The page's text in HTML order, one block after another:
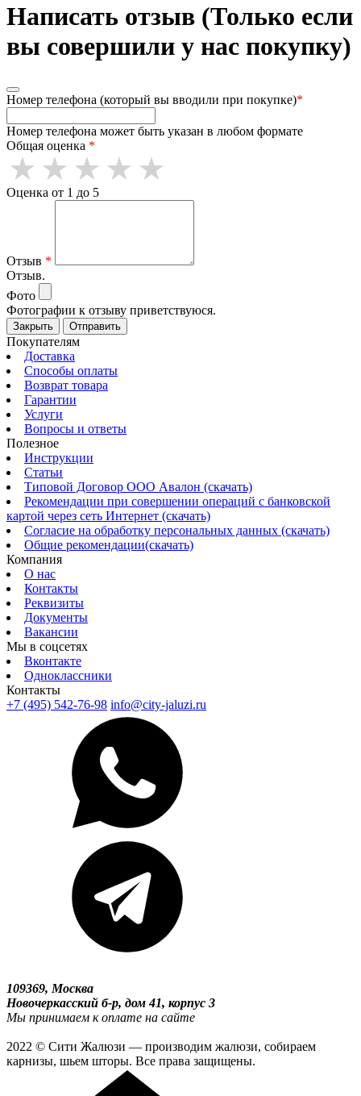
Написать отзыв (Только если
вы совершили у нас покупку)
Номер телефона (который вы вводили при покупке)*
Номер телефона может быть указан в любом формате
Общая оценка *
Оценка от 1 до 5
Отзыв *
Отзыв.
Фото
Фотографии к отзыву приветствуюся.
Закрыть Отправить
Покупателям
Доставка
Способы оплаты
Возврат товара
Гарантии
Услуги
Вопросы и ответы
Полезное
Инструкции
Статьи
Типовой Договор ООО Авалон (скачать)
Рекомендации при совершении операций с банковской
картой через сеть Интернет (скачать)
Согласие на обработку персональных данных (скачать)
Общие рекомендации(скачать)
Компания
О нас
Контакты
Реквизиты
Документы
Вакансии
Мы в соцсетях
Вконтакте
Одноклассники
Контакты
+7 (495) 542-76-98 info@city-jaluzi.ru
109369, Москва
Новочеркасский б-р, дом 41, корпус 3
Мы принимаем к оплате на сайте
2022 © Сити Жалюзи — производим жалюзи, собираем
карнизы, шьем шторы. Все права защищены.